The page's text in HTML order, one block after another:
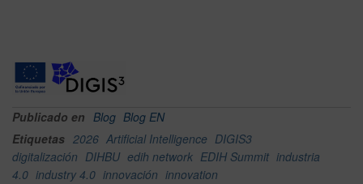
Publicado en Blog Blog EN
Etiquetas 2026 Artificial Intelligence DIGIS3
digitalización DIHBU edih network EDIH Summit industria
4.0 industry 4.0 innovación innovation